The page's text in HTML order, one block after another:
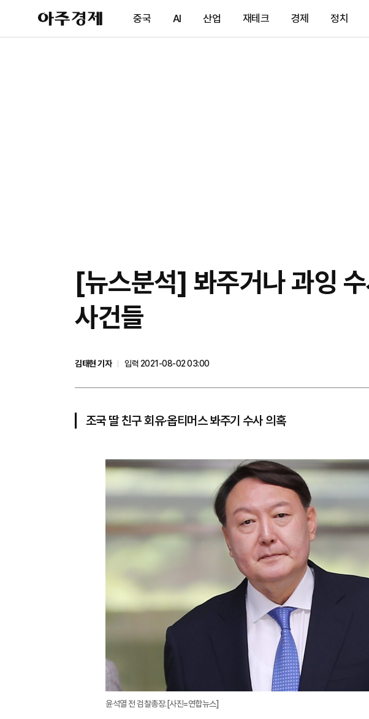
아
주
제
중국 AI 산업 재테크 경제 정치
[뉴스분석] 봐주거나 과잉
사건들
김태현 기자
입력 2021-08-02 03:00
조국 딸 친구 회유·옵티머스 봐주기 수사 의혹
윤석열 전 검찰총장.[사진=연합뉴스]